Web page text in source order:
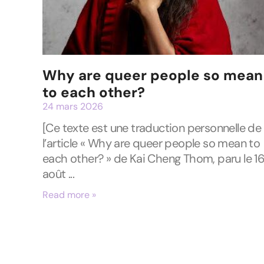
Why are queer people so mean
to each other?
24 mars 2026
[Ce texte est une traduction personnelle de
l’article « Why are queer people so mean to
each other? » de Kai Cheng Thom, paru le
août
Read more »